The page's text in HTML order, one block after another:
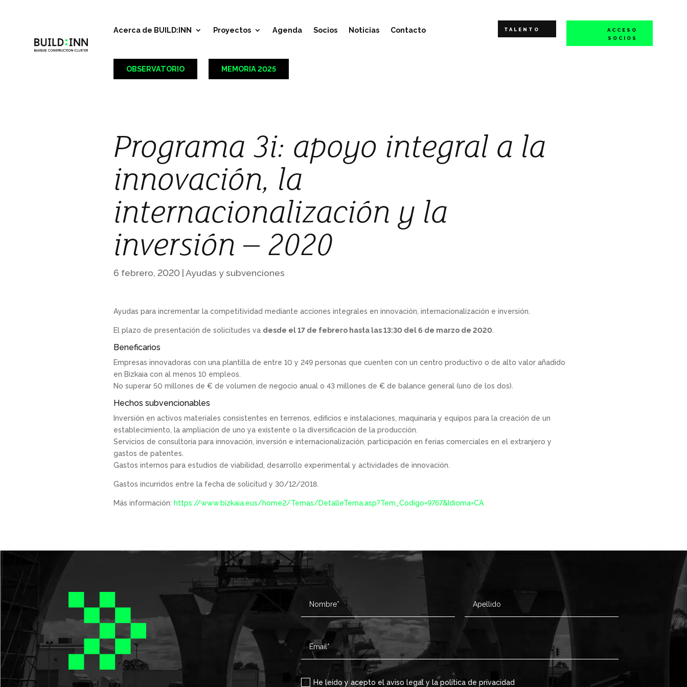
Acerca de BUILD:INN Proyectos Agenda Socios Noticias Contacto
OBSERVATORIO MEMORIA 2025
TALENTO
ACCESO
SOCIOS
Programa 3i: apoyo integral a la
innovación, la
internacionalización y la
inversión – 2020
6 febrero, 2020 |Ayudas y subvenciones
Ayudas para incrementar la competitividad mediante acciones integrales en innovación, internacionalización e inversión.
El plazo de presentación de solicitudes va desde el 17 de febrero hasta las 13:30 del 6 de marzo de 2020.
Beneficarios
Empresas innovadoras con una plantilla de entre 10 y 249 personas que cuenten con un centro productivo o de alto valor añadido
en Bizkaia con al menos 10 empleos.
No superar 50 millones de € de volumen de negocio anual o 43 millones de € de balance general (uno de los dos).
Hechos subvencionables
Inversión en activos materiales consistentes en terrenos, edificios e instalaciones, maquinaria y equipos para la creación de un
establecimiento, la ampliación de uno ya existente o la diversificación de la producción.
Servicios de consultoría para innovación, inversión e internacionalización, participación en ferias comerciales en el extranjero y
gastos de patentes.
Gastos internos para estudios de viabilidad, desarrollo experimental y actividades de innovación.
Gastos incurridos entre la fecha de solicitud y 30/12/2018.
Más información: https://www.bizkaia.eus/home2/Temas/DetalleTema.asp?Tem_Codigo=9767&Idioma=CA
He leído y acepto el aviso legal y la política de privacidad